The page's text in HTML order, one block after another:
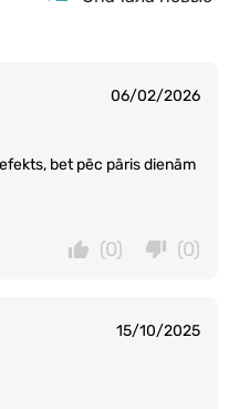
06/02/2026
bet pēc pāris dienām
(0)
(0)
15/10/2025